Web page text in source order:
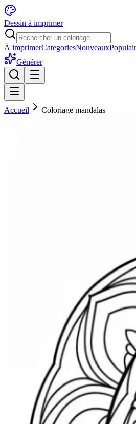
Dessin à imprimer
À imprimerCategoriesNouveaux
Générer
Accueil Coloriage mandalas